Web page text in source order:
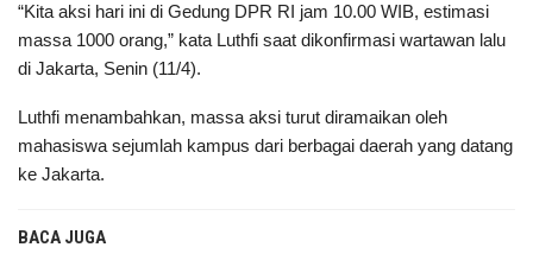
“Kita aksi hari ini di Gedung DPR RI jam 10.00 WIB, estimasi
massa 1000 orang,” kata Luthfi saat dikonfirmasi wartawan lalu
di Jakarta, Senin (11/4).
Luthfi menambahkan, massa aksi turut diramaikan oleh
mahasiswa sejumlah kampus dari berbagai daerah yang datang
ke Jakarta.
BACA JUGA